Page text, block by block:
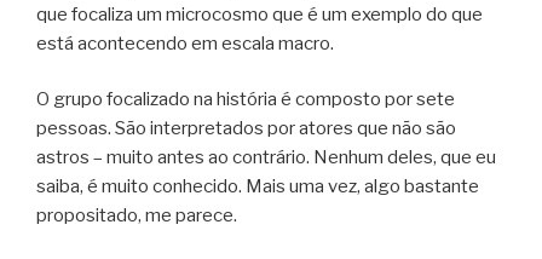
que focaliza um microcosmo que é um exemplo do que
está acontecendo em escala macro.
O grupo focalizado na história é composto por sete
pessoas. São interpretados por atores que não são
astros – muito antes ao contrário. Nenhum deles, que eu
saiba, é muito conhecido. Mais uma vez, algo bastante
propositado, me parece.